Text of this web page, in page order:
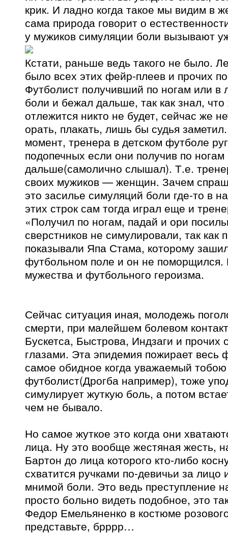
крик. И ладно когда такое мы видим в
сама природа говорит о
у мужиков симуляции боли вызывают
Кстати, раньше ведь такого не было.
было всех этих фейр-плеев и прочих
Футболист получивший по ногам или в
боли и бежал дальше, так как знал,
отлежится никто не будет, сейчас же
орать, плакать, лишь бы судья
момент, тренера в детском футболе
подопечных если они получив по ногам
дальше(самолично слышал). Т.е.
своих мужиков — женщин. Зачем
это засилье симуляций боли где-то в
этих строк сам тогда играл еще и
«Получил по ногам, падай и ори
сверстников не симулировали, так как
показывали Япа Стама, которому
футбольном поле и он не
мужества и футбольного героизма.
Сейчас ситуация иная, молодежь
смерти, при малейшем болевом
Бускетса, Быстрова, Индзаги и прочих
глазами. Эта эпидемия пожирает весь
самое обидное когда уважаемый
футболист(Дрогба например), тоже
симулирует жуткую боль, а потом
чем не бывало.
Но самое жуткое это когда они
лица. Ну это вообще жестяная жесть,
Бартон до лица которого кто-либо
схватится ручками по-девичьи за лицо
мнимой боли. Это ведь преступление
просто больно видеть подобное, это
Федор Емельяненко в костюме
представьте, брррр…